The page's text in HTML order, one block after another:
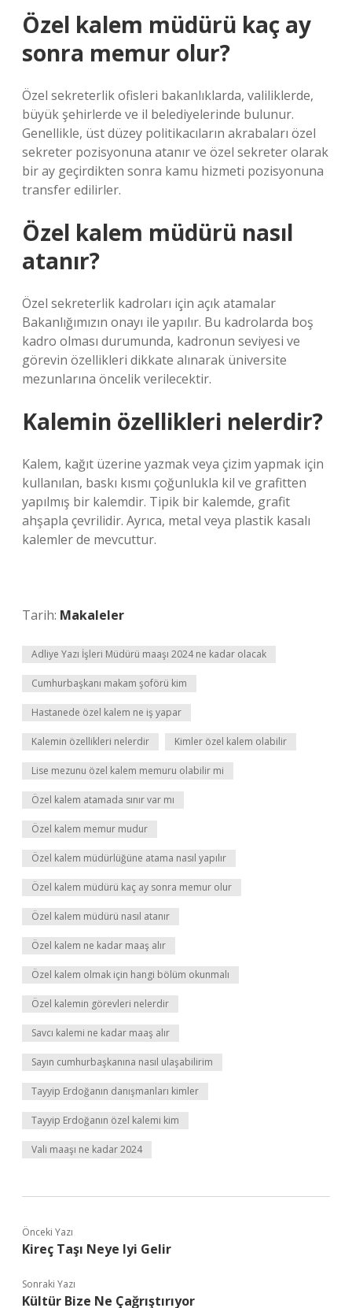
Özel kalem müdürü kaç ay
sonra memur olur?
Özel sekreterlik ofisleri bakanlıklarda, valiliklerde,
büyük şehirlerde ve il belediyelerinde bulunur.
Genellikle, üst düzey politikacıların akrabaları özel
sekreter pozisyonuna atanır ve özel sekreter olarak
bir ay geçirdikten sonra kamu hizmeti pozisyonuna
transfer edilirler.
Özel kalem müdürü nasıl
atanır?
Özel sekreterlik kadroları için açık atamalar
Bakanlığımızın onayı ile yapılır. Bu kadrolarda boş
kadro olması durumunda, kadronun seviyesi ve
görevin özellikleri dikkate alınarak üniversite
mezunlarına öncelik verilecektir.
Kalemin özellikleri nelerdir?
Kalem, kağıt üzerine yazmak veya çizim yapmak için
kullanılan, baskı kısmı çoğunlukla kil ve grafitten
yapılmış bir kalemdir. Tipik bir kalemde, grafit
ahşapla çevrilidir. Ayrıca, metal veya plastik kasalı
kalemler de mevcuttur.
Tarih: Makaleler
Adliye Yazı İşleri Müdürü maaşı 2024 ne kadar olacak
Cumhurbaşkanı makam şoförü kim
Hastanede özel kalem ne iş yapar
Kalemin özellikleri nelerdir Kimler özel kalem olabilir
Lise mezunu özel kalem memuru olabilir mi
Özel kalem atamada sınır var mı
Özel kalem memur mudur
Özel kalem müdürlüğüne atama nasıl yapılır
Özel kalem müdürü kaç ay sonra memur olur
Özel kalem müdürü nasıl atanır
Özel kalem ne kadar maaş alır
Özel kalem olmak için hangi bölüm okunmalı
Özel kalemin görevleri nelerdir
Savcı kalemi ne kadar maaş alır
Sayın cumhurbaşkanına nasıl ulaşabilirim
Tayyip Erdoğanın danışmanları kimler
Tayyip Erdoğanın özel kalemi kim
Vali maaşı ne kadar 2024
Önceki Yazı
Kireç Taşı Neye Iyi Gelir
Sonraki Yazı
Kültür Bize Ne Çağrıştırıyor